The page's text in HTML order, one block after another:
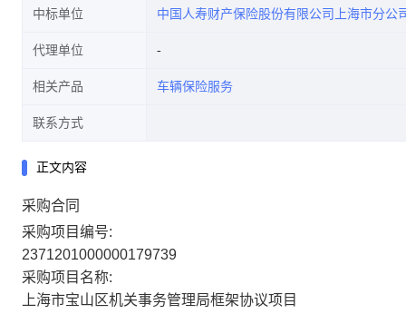
中标单位 中国人寿财产保险股份有限公司上海市分公
代理单位
相关产品 车辆保险服务
联系方式
正文内容
采购合同
采购项目编号:
2371201000000179739
采购项目名称:
上海市宝山区机关事务管理局框架协议项目